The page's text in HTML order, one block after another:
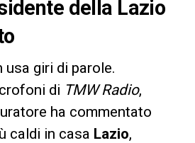
della Lazio
usa giri di parole.
di TMW Radio,
ha commentato
caldi in casa Lazio,